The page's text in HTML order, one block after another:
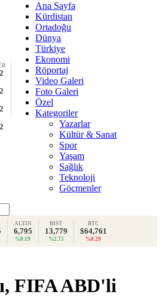
Ana Sayfa
Kürdistan
Ortadoğu
Dünya
Türkiye
Ekonomi
Röportaj
Video Galeri
Foto Galeri
Özel
Kategoriler
Yazarlar
Kültür & Sanat
Spor
Yaşam
Sağlık
Teknoloji
Göçmenler
ALTIN
6,795
%0.19
BIST
13,779
%2.75
BTC
$64,761
%0.29
FIFA ABD'li